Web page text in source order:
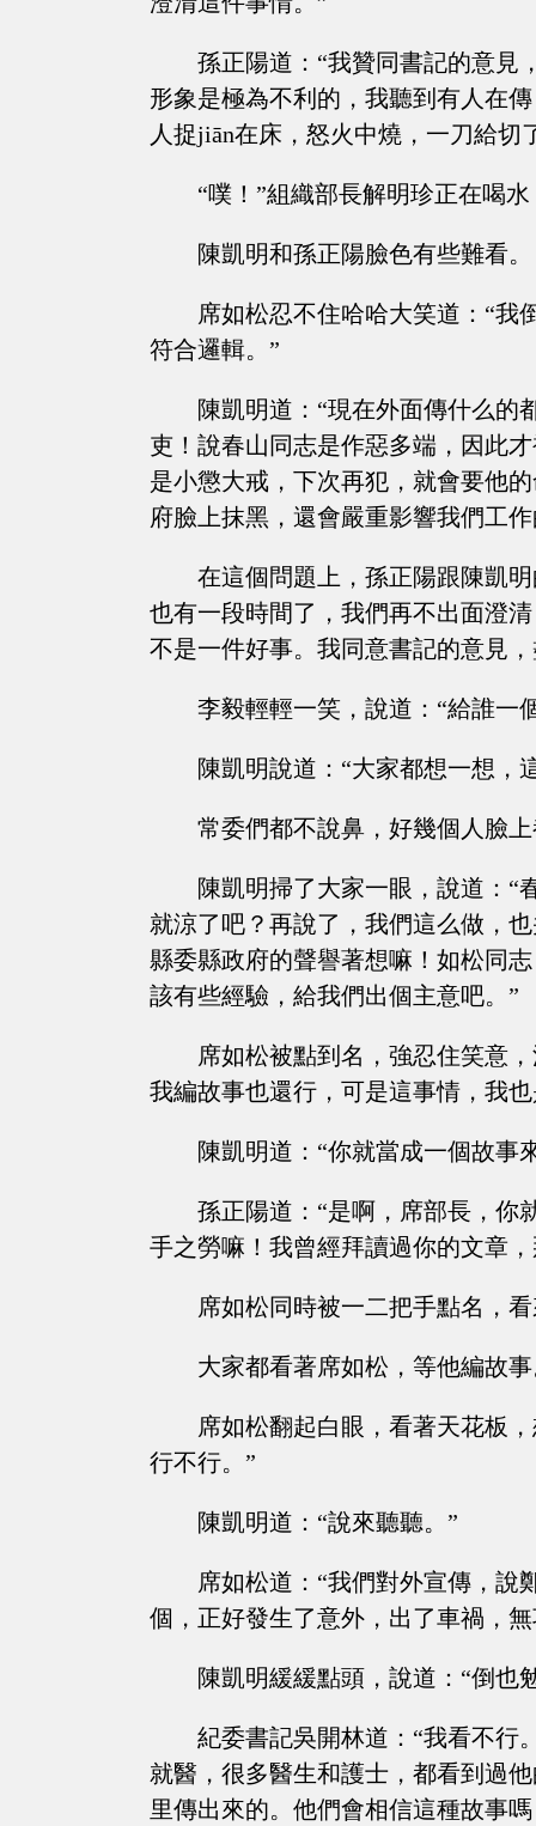
孫正陽道：“我贊同書記的意見
形象是極為不利的，我聽到有人在
人捉jiān在床，怒火中燒，一刀給切
“噗！”組織部長解明珍正在喝
陳凱明和孫正陽臉色有些難看。
席如松忍不住哈哈大笑道：“我
符合邏輯。”
陳凱明道：“現在外面傳什么的
吏！說春山同志是作惡多端，因此
是小懲大戒，下次再犯，就會要他
府臉上抹黑，還會嚴重影響我們工
在這個問題上，孫正陽跟陳凱
也有一段時間了，我們再不出面澄
不是一件好事。我同意書記的意見
李毅輕輕一笑，說道：“給誰一
陳凱明說道：“大家都想一想，
常委們都不說鼻，好幾個人臉
陳凱明掃了大家一眼，說道：“
就涼了吧？再說了，我們這么做，
縣委縣政府的聲譽著想嘛！如松同
該有些經驗，給我們出個主意吧。”
席如松被點到名，強忍住笑意
我編故事也還行，可是這事情，我
陳凱明道：“你就當成一個故事
孫正陽道：“是啊，席部長，你
手之勞嘛！我曾經拜讀過你的文章
席如松同時被一二把手點名，
大家都看著席如松，等他編故
席如松翻起白眼，看著天花板
行不行。”
陳凱明道：“說來聽聽。”
席如松道：“我們對外宣傳，說
個，正好發生了意外，出了車禍，
陳凱明緩緩點頭，說道：“倒也
紀委書記吳開林道：“我看不行
就醫，很多醫生和護士，都看到過
里傳出來的。他們會相信這種故事嗎